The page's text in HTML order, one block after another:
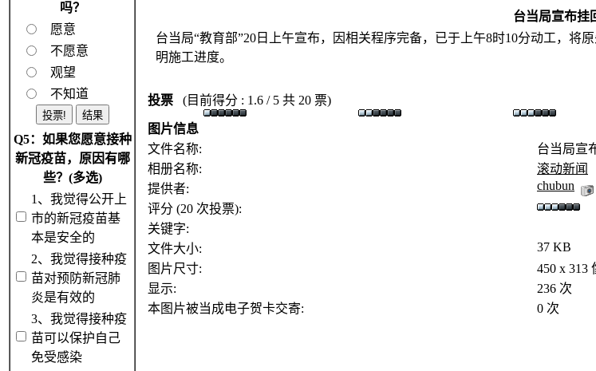
吗？
愿意
不愿意
观望
不知道
Q5：如果您愿意接种
新冠疫苗，原因有哪
些？(多选)
1、我觉得公开上
市的新冠疫苗基
本是安全的
2、我觉得接种疫
苗对预防新冠肺
炎是有效的
3、我觉得接种疫
苗可以保护自己
免受感染
台当局宣布挂
台当局“教育部”20日上午宣布，因相关程序完备，已于上午8时10分动工，将
明施工进度。
投票 (目前得分 : 1.6 / 5 共 20 票)
图片信息
文件名称:
台当局宣
相册名称:
滚动新闻
提供者:
chubun
评分 (20 次投票):
关键字:
文件大小:
37 KB
图片尺寸:
450 x 313
显示:
236 次
本图片被当成电子贺卡交寄:
0 次